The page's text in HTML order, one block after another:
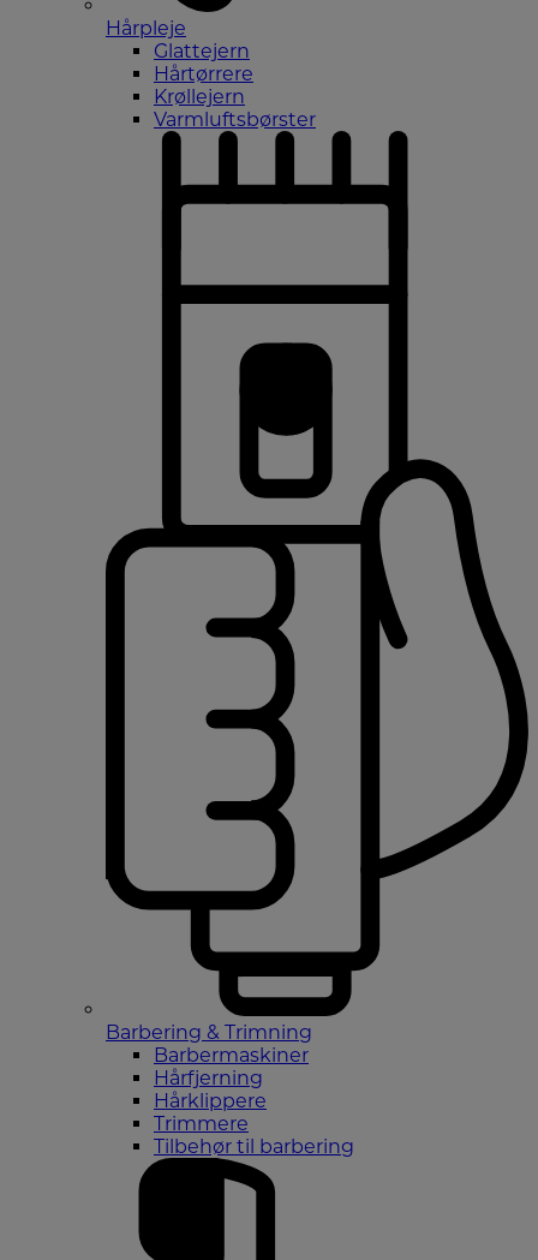
Hårpleje
Glattejern
Hårtørrere
Krøllejern
Varmluftsbørster
Barbering & Trimning
Barbermaskiner
Hårfjerning
Hårklippere
Trimmere
Tilbehør til barbering